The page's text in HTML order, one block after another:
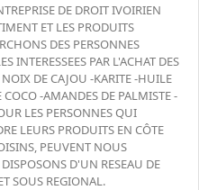
DE DROIT IVOIRIEN
ET LES PRODUITS
DES PERSONNES
INTERESSEES PAR L'ACHAT DES
DE CAJOU -KARITE -HUILE
-AMANDES DE PALMISTE -
LES PERSONNES QUI
LEURS PRODUITS EN CÔTE
PEUVENT NOUS
D'UN RESEAU DE
SOUS REGIONAL.